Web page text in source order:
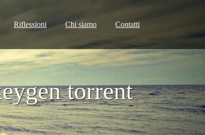
Riflessioni Chi siamo Contatti
torrent